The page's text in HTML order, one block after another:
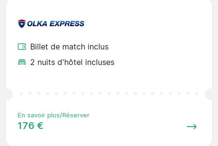
Billet de match inclus
2 nuits d'hôtel incluses
En savoir plus/Réserver
176 €